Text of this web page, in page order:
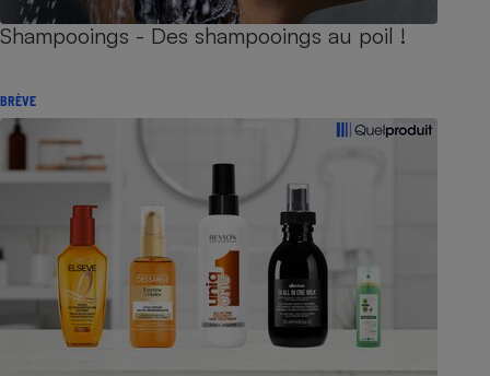
Shampooings - Des shampooings au poil !
BRÈVE